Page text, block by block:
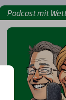
Pod­cast mit